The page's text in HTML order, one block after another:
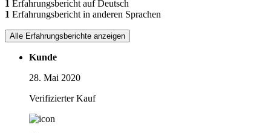
1 Erfahrungsbericht auf Deutsch
1 Erfahrungsbericht in anderen Sprachen
Alle Erfahrungsberichte anzeigen
Kunde
28. Mai 2020
Verifizierter Kauf